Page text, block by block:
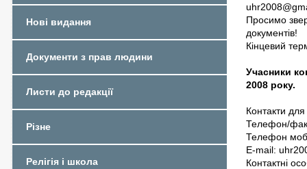
Просимо
документів!
Кінцевий
Учасники
2008 року.
Контакти
Телефон/
Телефон
E-mail:
Контактні
Нові видання
Документи з прав людини
Листи до редакції
Різне
Релігія і школа